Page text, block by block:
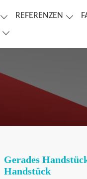
REFERENZEN
Gerades
Handstück